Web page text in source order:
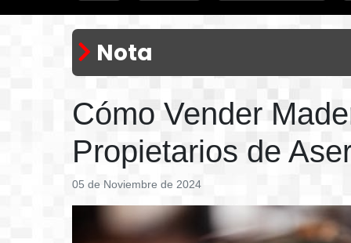
Nota
Cómo Vender
Propietarios de
05 de Noviembre de 2024